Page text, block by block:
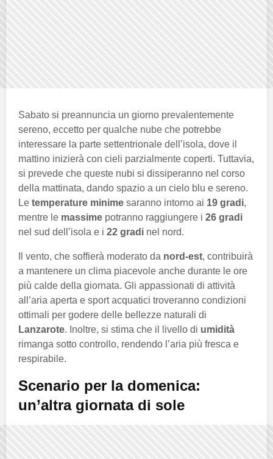
Sabato si preannuncia un giorno prevalentemente
sereno, eccetto per qualche nube che potrebbe
interessare la parte settentrionale dell’isola, dove il
mattino inizierà con cieli parzialmente coperti. Tuttavia,
si prevede che queste nubi si dissiperanno nel corso
della mattinata, dando spazio a un cielo blu e sereno.
Le temperature minime saranno intorno ai 19 gradi,
mentre le massime potranno raggiungere i 26 gradi
nel sud dell’isola e i 22 gradi nel nord.
Il vento, che soffierà moderato da nord-est, contribuirà
a mantenere un clima piacevole anche durante le ore
più calde della giornata. Gli appassionati di attività
all’aria aperta e sport acquatici troveranno condizioni
ottimali per godere delle bellezze naturali di
Lanzarote. Inoltre, si stima che il livello di umidità
rimanga sotto controllo, rendendo l’aria più fresca e
respirabile.
Scenario per la domenica:
un’altra giornata di sole